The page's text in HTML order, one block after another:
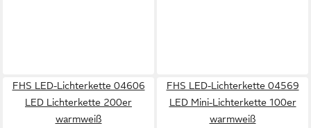
FHS LED-Lichterkette 04606
LED Lichterkette 200er
warmweiß
FHS LED-Lichterkette 04569
LED Mini-Lichterkette 100er
warmweiß